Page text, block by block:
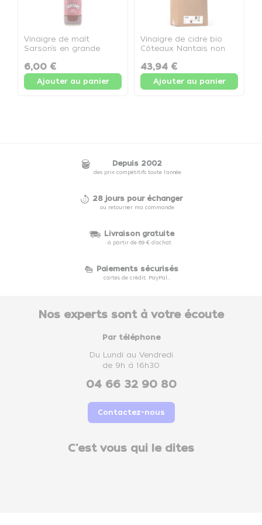
Vinaigre de malt
Sarson’s en grande
pour la cuisine
professionnelle et la
préparation de recettes.
6,00 €
Ajouter au panier
Vinaigre de cidre bio
Côteaux Nantais non
L pour la cuisine
professionnelle - Bag in
Box 10L
43,94 €
Ajouter au panier
Depuis 2002
des prix compétitifs toute l'année
28 jours pour échanger
ou retourner ma commande
Livraison gratuite
à partir de 69 € d'achat
Paiements sécurisés
cartes de crédit, PayPal...
Nos experts sont à votre écoute
Par téléphone
Du Lundi au Vendredi
de 9h à 16h30
04 66 32 90 80
Contactez-nous
C'est vous qui le dites